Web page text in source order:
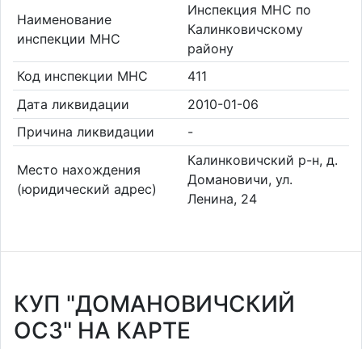
Наименование
инспекции МНС
Инспекция МНС по
Калинковичскому
району
Код инспекции МНС
411
Дата ликвидации
2010-01-06
Причина ликвидации
-
Место нахождения
(юридический адрес)
Калинковичский р-н, д.
Домановичи, ул.
Ленина, 24
КУП "ДОМАНОВИЧСКИЙ
ОСЗ" НА КАРТЕ